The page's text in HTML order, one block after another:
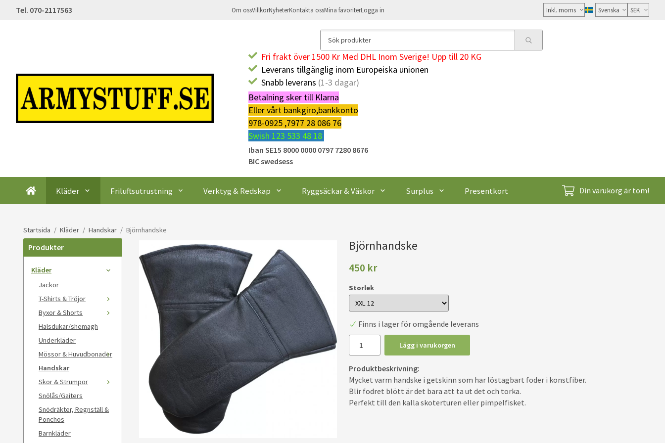
Tel. 070-2117563 Om ossVillkorNyheterKontakta ossMina favoriterLogga in
Välj
moms
Fri frakt över 1500 Kr Med DHL Inom Sverige! Upp till 20 KG
Leverans tillgänglig inom Europeiska unionen
Snabb leverans (1-3 dagar)
Betalning sker till Klarna
Eller vårt bankgiro,bankkonto
978-0925 ,7977 28 086 76
Swish 123 533 48 18
Iban SE15 8000 0000 0797 7280 8676
BIC swedsess
Kläder Friluftsutrustning Verktyg & Redskap Ryggsäckar & Väskor Surplus Presentkort Din varukorg är tom!
Startsida / Kläder / Handskar / Björnhandske
Produkter
Kläder
Jackor
T-Shirts & Tröjor
Byxor & Shorts
Halsdukar/shemagh
Underkläder
Mössor & Huvudbonader
Handskar
Skor & Strumpor
Snölås/Gaiters
Snödräkter, Regnställ &
Ponchos
Barnkläder
Björnhandske
450 kr
Storlek
Finns i lager för omgående leverans
Lägg i varukorgen
Produktbeskrivning:
Mycket varm handske i getskinn som har löstagbart foder i konstfiber.
Blir fodret blött är det bara att ta ut det och torka.
Perfekt till den kalla skoterturen eller pimpelfisket.